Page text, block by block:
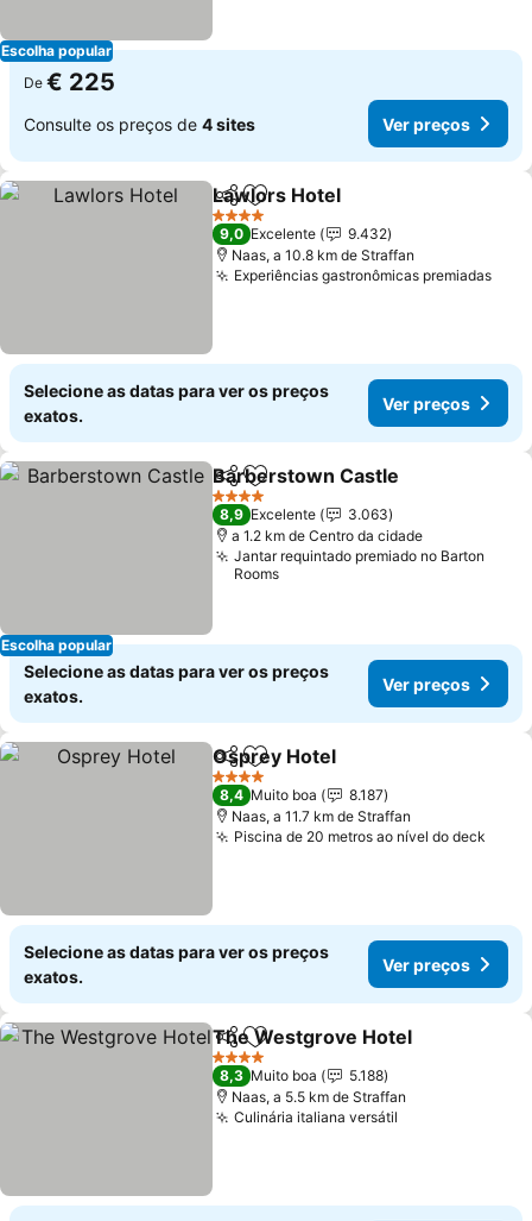
Escolha popular
De € 225
Consulte os preços de 4 sites Ver preços
PartilharAdicionar aos favoritos
Lawlors Hotel
4 Estrelas
9,0 Excelente
9.432
Naas, a 10.8 km de Straffan
Experiências gastronômicas premiadasVer
Selecione as datas para ver os preços
exatos.
Ver preços
Escolha popular
PartilharAdicionar aos favoritos
Barberstown Castle
4 Estrelas
8,9 Excelente
3.063
a 1.2 km de Centro da cidade
Jantar requintado premiado no Barton
Rooms
Selecione as datas para ver os preços
exatos.
Ver preços
PartilharAdicionar aos favoritos
Osprey Hotel
4 Estrelas
8,4 Muito boa
8.187
Naas, a 11.7 km de Straffan
Piscina de 20 metros ao nível do deck
Selecione as datas para ver os preços
exatos.
Ver preços
PartilharAdicionar aos favoritos
The Westgrove Hotel
4 Estrelas
8,3 Muito boa
5.188
Naas, a 5.5 km de Straffan
Culinária italiana versátil